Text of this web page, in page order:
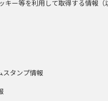
キー等を利用して取得する情報（
スタンプ情報